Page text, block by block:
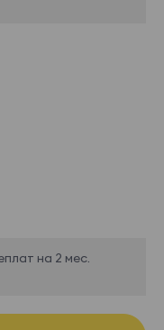
на 2 мес.